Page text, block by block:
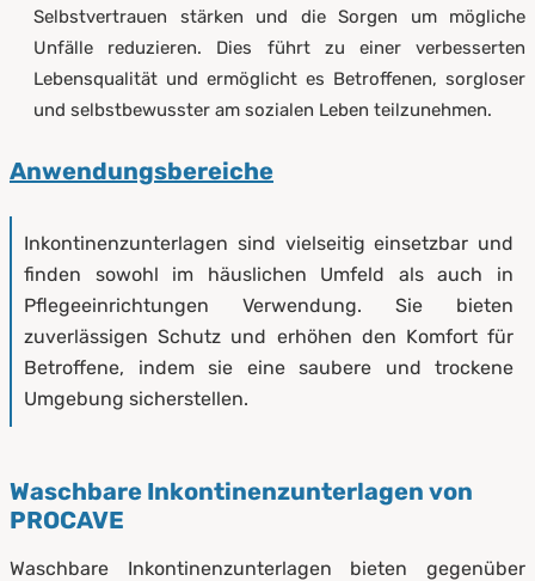
Selbstvertrauen stärken und die Sorgen um mögliche
Unfälle reduzieren. Dies führt zu einer verbesserten
Lebensqualität und ermöglicht es Betroffenen, sorgloser
und selbstbewusster am sozialen Leben teilzunehmen.
Anwendungsbereiche
Inkontinenzunterlagen sind vielseitig einsetzbar und
finden sowohl im häuslichen Umfeld als auch in
Pflegeeinrichtungen Verwendung. Sie bieten
zuverlässigen Schutz und erhöhen den Komfort für
Betroffene, indem sie eine saubere und trockene
Umgebung sicherstellen.
Waschbare Inkontinenzunterlagen von
PROCAVE
Waschbare Inkontinenzunterlagen bieten gegenüber